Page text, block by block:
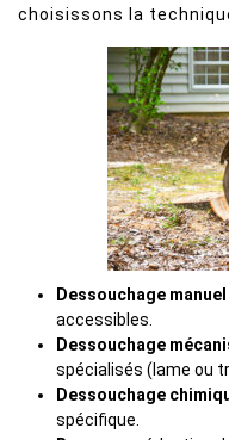
choisissons la
Dessouchage manuel
accessibles.
Dessouchage
spécialisés (lame ou
Dessouchage
spécifique.